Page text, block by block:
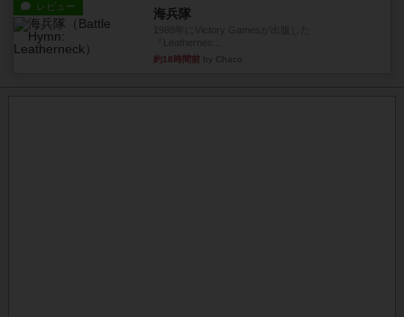
レビュー 海兵隊
約18時間前 by Chaco